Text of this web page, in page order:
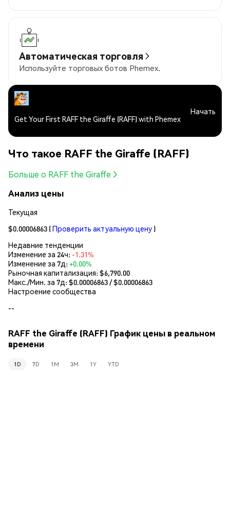
Автоматическая торговля
Используйте торговых ботов Phemex.
Get Your First RAFF the Giraffe (RAFF) with Phemex
Начать
Что такое RAFF the Giraffe (RAFF)
Больше о RAFF the Giraffe
Анализ цены
Текущая
$0.00006863 (Проверить актуальную цену )
Недавние тенденции
Изменение за 24ч: -1.31%
Изменение за 7д:+0.00%
Рыночная капитализация:$6,790.00
Макс./Мин. за 7д: $0.00006863/ $0.00006863
Настроение сообщества
--
RAFF the Giraffe (RAFF) График цены в реальном
времени
1D 7D 1M 3M 1Y YTD